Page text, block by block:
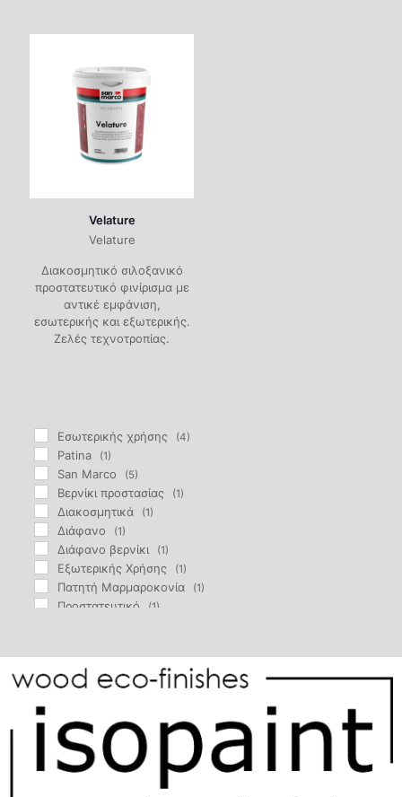
Velature
Velature
Διακοσμητικό σιλοξανικό
προστατευτικό φινίρισμα με
αντικέ εμφάνιση,
εσωτερικής και εξωτερικής.
Ζελές τεχνοτροπίας.
Eσωτερικής χρήσης (4)
Patina (1)
San Marco (5)
Βερνίκι προστασίας (1)
Διακοσμητικά (1)
Διάφανο (1)
Διάφανο βερνίκι (1)
Εξωτερικής Χρήσης (1)
Πατητή Μαρμαροκονία (1)
Προστατευτικό (1)